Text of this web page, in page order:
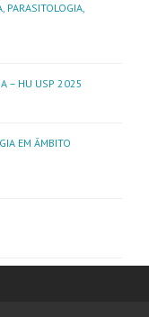
PARASITOLOGIA,
– HU USP 2025
EM ÂMBITO